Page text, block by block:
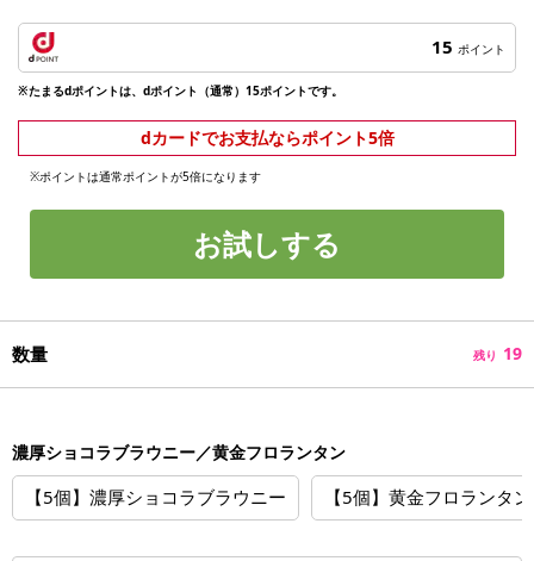
15 ポイント
※たまるdポイントは、dポイント（通常）15ポイントです。
dカードでお支払ならポイント5倍
※ポイントは通常ポイントが5倍になります
お試しする
数量 残り 19
濃厚ショコラブラウニー／黄金フロランタン
【5個】濃厚ショコラブラウニー 【5個】黄金フロランタン